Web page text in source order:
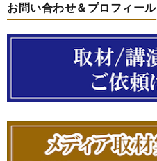
お問い合わせ＆プロフィール